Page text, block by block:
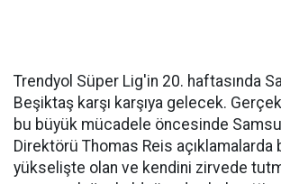
Trendyol Süper Lig'in 20. haftasında
Beşiktaş karşı karşıya gelecek.
bu büyük mücadele öncesinde
Direktörü Thomas Reis açıklamalarda
yükselişte olan ve kendini zirvede